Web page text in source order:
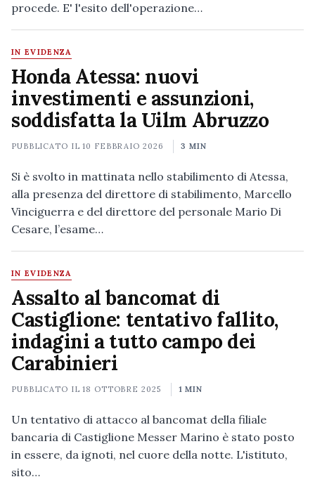
procede. E' l'esito dell'operazione…
IN EVIDENZA
Honda Atessa: nuovi
investimenti e assunzioni,
soddisfatta la Uilm Abruzzo
PUBBLICATO IL10 FEBBRAIO 2026 3 MIN
Si è svolto in mattinata nello stabilimento di Atessa,
alla presenza del direttore di stabilimento, Marcello
Vinciguerra e del direttore del personale Mario Di
Cesare, l’esame…
IN EVIDENZA
Assalto al bancomat di
Castiglione: tentativo fallito,
indagini a tutto campo dei
Carabinieri
PUBBLICATO IL18 OTTOBRE 2025 1 MIN
Un tentativo di attacco al bancomat della filiale
bancaria di Castiglione Messer Marino è stato posto
in essere, da ignoti, nel cuore della notte. L'istituto,
sito…